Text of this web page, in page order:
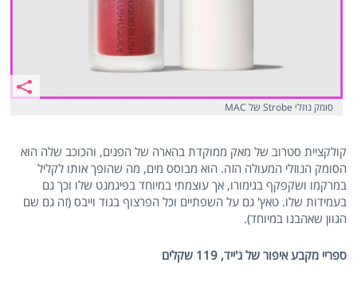
סומק נוזלי Strobe של MAC
קולקציית סטרוב של מאק ממוקדת בהארה של הפנים, והכוכב שלה הוא
הסומק הנוזלי המעולה הזה. הוא מבוסס מים, מה שהופך אותו לקליל
במרקמו ושקפקף בגימורו, אך עוצמתי במיוחד בפיגמנט שלו וכך גם
בעמידות שלו. טאץ' גם על השפתיים וכל הפרצוף בגוד וייבס (זה גם שם
הגוון שאהבנו במיוחד).
ספריי מקבע איפור של ג'ייד, 119 שקלים